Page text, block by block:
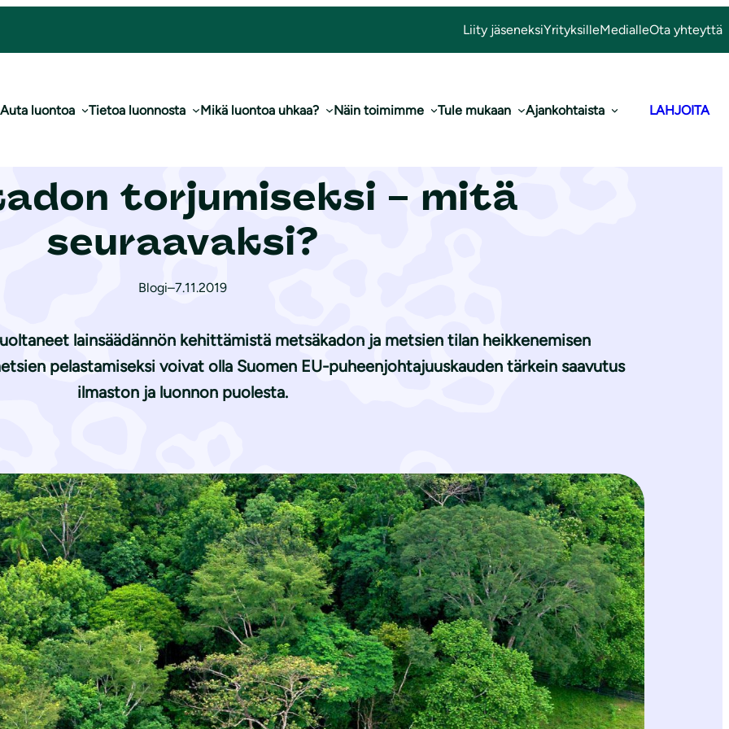
Liity jäseneksiYrityksilleMedialleOta yhteyttä
Auta luontoa Tietoa luonnosta Mikä luontoa uhkaa? Näin toimimme Tule mukaan Ajankohtaista LAHJOITA
torjumiseksi – mitä seuraavaksi?
torjumiseksi – mitä
seuraavaksi?
Blogi–7.11.2019
lainsäädännön kehittämistä metsäkadon ja metsien tilan heikkenemisen
pelastamiseksi voivat olla Suomen EU-puheenjohtajuuskauden tärkein saavutus
ilmaston ja luonnon puolesta.